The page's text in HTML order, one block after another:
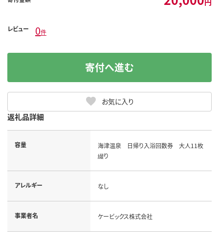
レビュー 0件
お気に入り
寄付へ進む
返礼品詳細
容量
海津温泉 日帰り入浴回数券 大人11枚
綴り
アレルギー なし
事業者名 ケービックス株式会社